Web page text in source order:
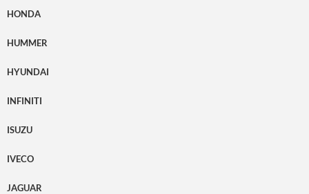
HONDA
HUMMER
HYUNDAI
INFINITI
ISUZU
IVECO
JAGUAR